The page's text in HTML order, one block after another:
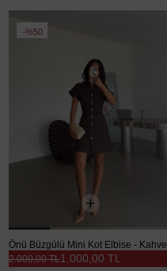
%50
Önü Büzgülü Mini Kot Elbise - Kahve
1.000,00 TL
2.000,00 TL